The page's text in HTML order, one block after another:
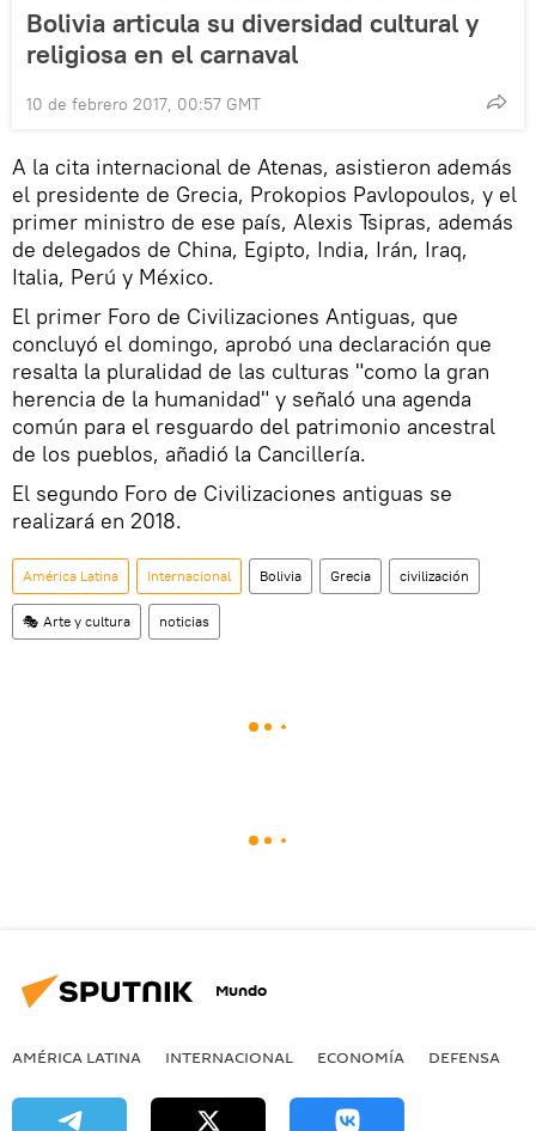
Bolivia articula su diversidad cultural y
religiosa en el carnaval
10 de febrero 2017, 00:57 GMT
A la cita internacional de Atenas, asistieron además
el presidente de Grecia, Prokopios Pavlopoulos, y el
primer ministro de ese país, Alexis Tsipras, además
de delegados de China, Egipto, India, Irán, Iraq,
Italia, Perú y México.
El primer Foro de Civilizaciones Antiguas, que
concluyó el domingo, aprobó una declaración que
resalta la pluralidad de las culturas "como la gran
herencia de la humanidad" y señaló una agenda
común para el resguardo del patrimonio ancestral
de los pueblos, añadió la Cancillería.
El segundo Foro de Civilizaciones antiguas se
realizará en 2018.
América Latina Internacional Bolivia Grecia civilización
🎭 Arte y cultura noticias
Mundo
AMÉRICA LATINA INTERNACIONAL ECONOMÍA DEFENSA